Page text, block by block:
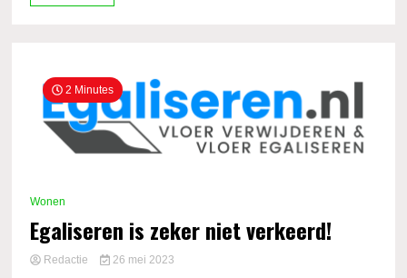
2 Minutes
Wonen
Egaliseren is zeker niet verkeerd!
Redactie 26 mei 2023